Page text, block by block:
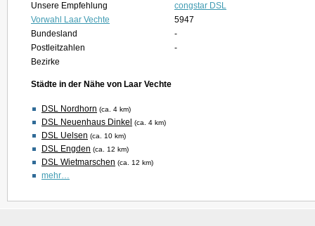
Unsere Empfehlung
congstar DSL
Vorwahl Laar Vechte
5947
Bundesland
-
Postleitzahlen
-
Bezirke
Städte in der Nähe von Laar Vechte
DSL Nordhorn (ca. 4 km)
DSL Neuenhaus Dinkel (ca. 4 km)
DSL Uelsen (ca. 10 km)
DSL Engden (ca. 12 km)
DSL Wietmarschen (ca. 12 km)
mehr…